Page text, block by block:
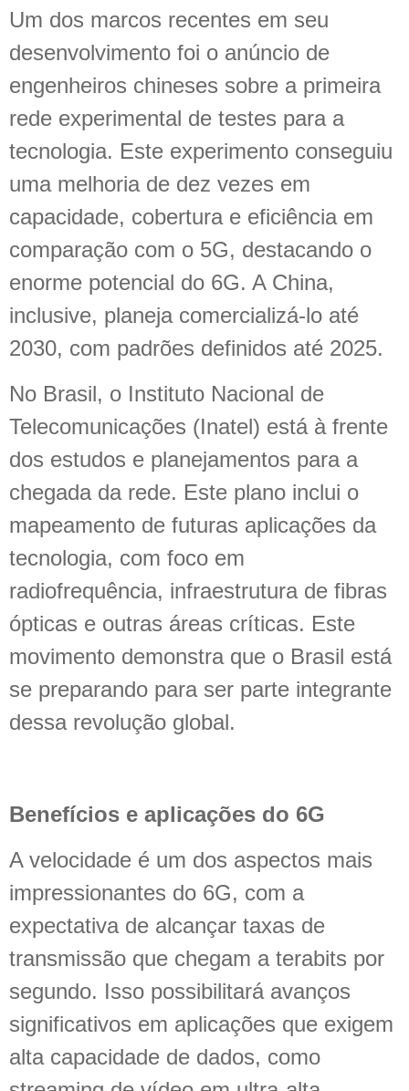
Um dos marcos recentes em seu
desenvolvimento foi o anúncio de
engenheiros chineses sobre a primeira
rede experimental de testes para a
tecnologia. Este experimento conseguiu
uma melhoria de dez vezes em
capacidade, cobertura e eficiência em
comparação com o 5G, destacando o
enorme potencial do 6G. A China,
inclusive, planeja comercializá-lo até
2030, com padrões definidos até 2025.
No Brasil, o Instituto Nacional de
Telecomunicações (Inatel) está à frente
dos estudos e planejamentos para a
chegada da rede. Este plano inclui o
mapeamento de futuras aplicações da
tecnologia, com foco em
radiofrequência, infraestrutura de fibras
ópticas e outras áreas críticas. Este
movimento demonstra que o Brasil está
se preparando para ser parte integrante
dessa revolução global.
Benefícios e aplicações do 6G
A velocidade é um dos aspectos mais
impressionantes do 6G, com a
expectativa de alcançar taxas de
transmissão que chegam a terabits por
segundo. Isso possibilitará avanços
significativos em aplicações que exigem
alta capacidade de dados, como